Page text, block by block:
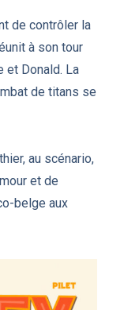
de contrôler la
à son tour
et Donald. La
de titans se
au scénario,
et de
belge aux